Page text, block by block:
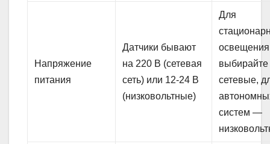
Напряжение
питания
Датчики бывают
на 220 В (сетевая
сеть) или 12-24 В
(низковольтные)
Для
освещения
выбирайте
сетевые,
систем —